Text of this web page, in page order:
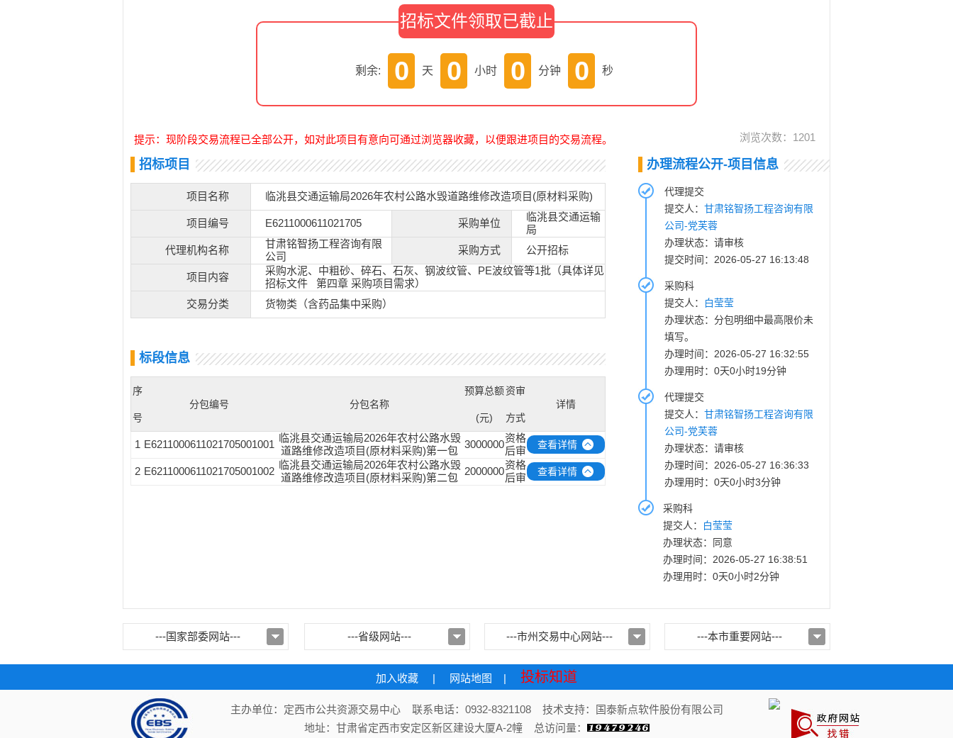
招标文件领取已截止
剩余: 0 天 0 小时 0 分钟 0 秒
提示：现阶段交易流程已全部公开，如对此项目有意向可通过浏览器收藏，以便跟进项目的交易流程。 浏览次数： 1201
招标项目
项目名称 临洮县交通运输局2026年农村公路水毁道路维修改造项目(原材料采购)
项目编号 E6211000611021705 采购单位
临洮县交通运输
局
代理机构名称
甘肃铭智扬工程咨询有限
公司
采购方式 公开招标
项目内容
采购水泥、中粗砂、碎石、石灰、钢波纹管、PE波纹管等1批（具体详见
招标文件 第四章 采购项目需求）
交易分类
货物类（含药品集中采购）
标段信息
序
号
分包编号 分包名称
预算总额
(元)
资审
方式
详情
1 E6211000611021705001001
临洮县交通运输局2026年农村公路水毁
道路维修改造项目(原材料采购)第一包
3000000
资格
后审
查看详情
2 E6211000611021705001002
临洮县交通运输局2026年农村公路水毁
道路维修改造项目(原材料采购)第二包
2000000
资格
后审
查看详情
办理流程公开-项目信息
代理提交
提交人： 甘肃铭智扬工程咨询有限
公司-党芙蓉
办理状态：请审核
提交时间：2026-05-27 16:13:48
采购科
提交人：
白莹莹
办理状态：分包明细中最高限价未
填写。
办理时间：2026-05-27 16:32:55
办理用时：0天0小时19分钟
代理提交
提交人： 甘肃铭智扬工程咨询有限
公司-党芙蓉
办理状态：请审核
办理时间：2026-05-27 16:36:33
办理用时：0天0小时3分钟
采购科
提交人：
白莹莹
办理状态：同意
办理时间：2026-05-27 16:38:51
办理用时：0天0小时2分钟
---国家部委网站--- ---省级网站--- ---市州交易中心网站--- ---本市重要网站---
加入收藏 | 网站地图 | 投标知道
主办单位：定西市公共资源交易中心 联系电话：0932-8321108 技术支持：国泰新点软件股份有限公司
地址：甘肃省定西市安定区新区建设大厦A-2幢 总访问量：